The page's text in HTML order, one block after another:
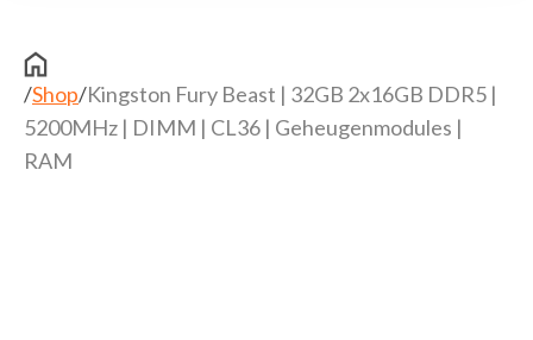
/Shop/Kingston Fury Beast | 32GB 2x16GB DDR5 |
5200MHz | DIMM | CL36 | Geheugenmodules |
RAM